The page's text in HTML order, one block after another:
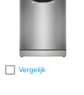
Vergelijk